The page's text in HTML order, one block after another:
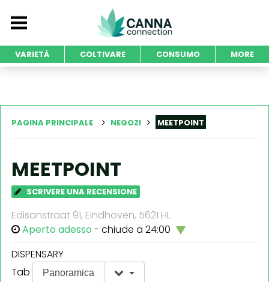
VARIETÀ COLTIVARE CONSUMO MORE
PAGINA PRINCIPALE NEGOZI MEETPOINT
MEETPOINT
SCRIVERE UNA RECENSIONE
Edisonstraat 91, Eindhoven, 5621 HL
Aperto adesso - chiude a 24:00
DISPENSARY
Tab
Panoramica